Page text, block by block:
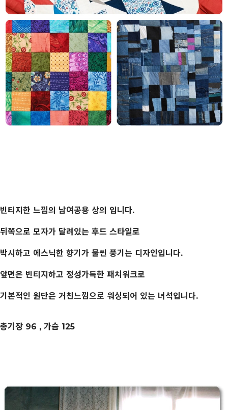
빈티지한 느낌의 남여공용 상의 입니다.
뒤쪽으로 모자가 달려있는 후드 스타일로
박시하고 에스닉한 향기가 물씬 풍기는 디자인입니다.
앞면은 빈티지하고 정성가득한 패치워크로
기본적인 원단은 거친느낌으로 워싱되어 있는 녀석입니다.
총기장 96 , 가슴 125